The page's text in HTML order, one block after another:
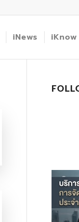
iNews iKnow